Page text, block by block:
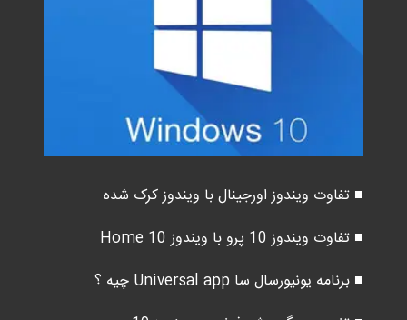
■ تفاوت ویندوز اورجینال با ویندوز کرک شده
■ تفاوت ویندوز 10 پرو با ویندوز 10 Home
■ برنامه یونیورسال سا Universal app چیه ؟